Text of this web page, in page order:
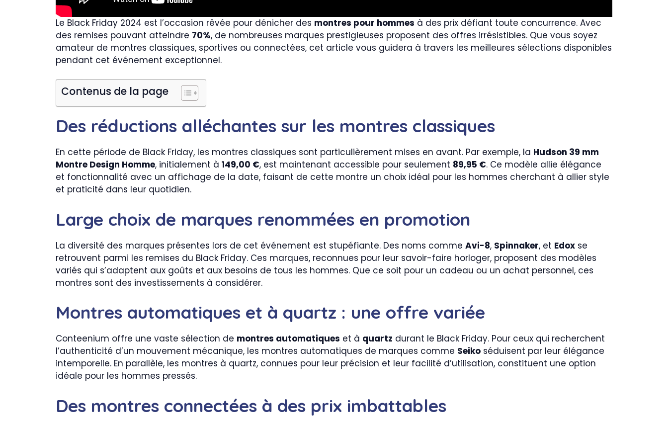
Le Black Friday 2024 est l’occasion rêvée pour dénicher des montres pour hommes à des prix défiant toute concurrence. Avec
des remises pouvant atteindre 70%, de nombreuses marques prestigieuses proposent des offres irrésistibles. Que vous soyez
amateur de montres classiques, sportives ou connectées, cet article vous guidera à travers les meilleures sélections disponibles
pendant cet événement exceptionnel.
Contenus de la page
Des réductions alléchantes sur les montres classiques
En cette période de Black Friday, les montres classiques sont particulièrement mises en avant. Par exemple, la Hudson 39 mm
Montre Design Homme, initialement à 149,00 €, est maintenant accessible pour seulement 89,95 €. Ce modèle allie élégance
et fonctionnalité avec un affichage de la date, faisant de cette montre un choix idéal pour les hommes cherchant à allier style
et praticité dans leur quotidien.
Large choix de marques renommées en promotion
La diversité des marques présentes lors de cet événement est stupéfiante. Des noms comme Avi-8, Spinnaker, et Edox se
retrouvent parmi les remises du Black Friday. Ces marques, reconnues pour leur savoir-faire horloger, proposent des modèles
variés qui s’adaptent aux goûts et aux besoins de tous les hommes. Que ce soit pour un cadeau ou un achat personnel, ces
montres sont des investissements à considérer.
Montres automatiques et à quartz : une offre variée
Conteenium offre une vaste sélection de montres automatiques et à quartz durant le Black Friday. Pour ceux qui recherchent
l’authenticité d’un mouvement mécanique, les montres automatiques de marques comme Seiko séduisent par leur élégance
intemporelle. En parallèle, les montres à quartz, connues pour leur précision et leur facilité d’utilisation, constituent une option
idéale pour les hommes pressés.
Des montres connectées à des prix imbattables